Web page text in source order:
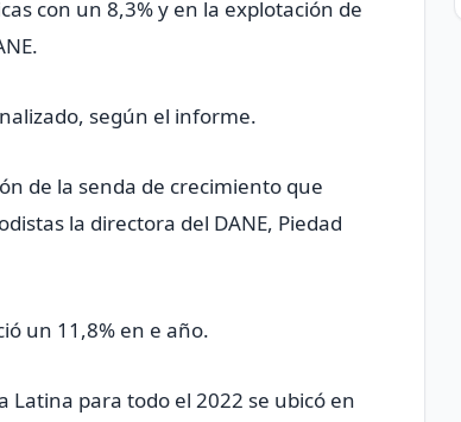
con un 8,3% y en la explotación de
según el informe.
de la senda de crecimiento que
la directora del DANE, Piedad
un 11,8% en e año.
Latina para todo el 2022 se ubicó en